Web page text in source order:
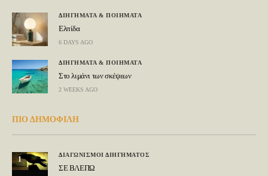
ΔΙΗΓΗΜΑΤΑ & ΠΟΙΗΜΑΤΑ
Ελπίδα
6 DAYS AGO
ΔΙΗΓΗΜΑΤΑ & ΠΟΙΗΜΑΤΑ
Στο λιμάνι των σκέψεων
2 WEEKS AGO
ΠΙΟ ΔΗΜΟΦΙΛΗ
1
ΔΙΑΓΩΝΙΣΜΟΙ ΔΙΗΓΗΜΑΤΟΣ
ΣΕ ΒΛΕΠΩ